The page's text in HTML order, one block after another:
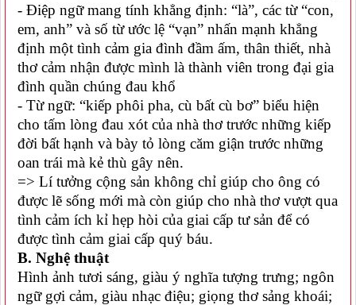
- Điệp ngữ mang tính khẳng định: “là”, các từ “con,
em, anh” và số từ ước lệ “vạn” nhấn mạnh khẳng
định một tình cảm gia đình đầm ấm, thân thiết, nhà
thơ cảm nhận được mình là thành viên trong đại gia
đình quần chúng đau khổ
- Từ ngữ: “kiếp phôi pha, cù bất cù bơ” biểu hiện
cho tấm lòng đau xót của nhà thơ trước những kiếp
đời bất hạnh và bày tỏ lòng căm giận trước những
oan trái mà kẻ thù gây nên.
=> Lí tưởng cộng sản không chỉ giúp cho ông có
được lẽ sống mới mà còn giúp cho nhà thơ vượt qua
tình cảm ích kỉ hẹp hòi của giai cấp tư sản để có
được tình cảm giai cấp quý báu.
B. Nghệ thuật
Hình ảnh tươi sáng, giàu ý nghĩa tượng trưng; ngôn
ngữ gợi cảm, giàu nhạc điệu; giọng thơ sảng khoái;